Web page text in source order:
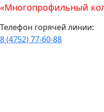
«Многопрофильный
Телефон горячей линии:
8 (4752) 77-60-88